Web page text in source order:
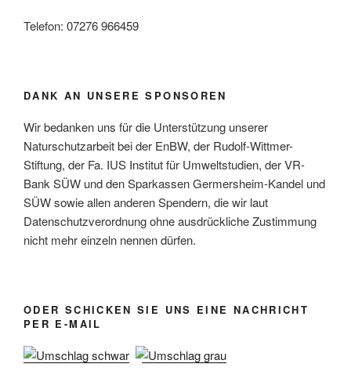
Telefon: 07276 966459
DANK AN UNSERE SPONSOREN
Wir bedanken uns für die Unterstützung unserer
Naturschutzarbeit bei der EnBW, der Rudolf-Wittmer-
Stiftung, der Fa. IUS Institut für Umweltstudien, der VR-
Bank SÜW und den Sparkassen Germersheim-Kandel und
SÜW sowie allen anderen Spendern, die wir laut
Datenschutzverordnung ohne ausdrückliche Zustimmung
nicht mehr einzeln nennen dürfen.
ODER SCHICKEN SIE UNS EINE NACHRICHT
PER E-MAIL